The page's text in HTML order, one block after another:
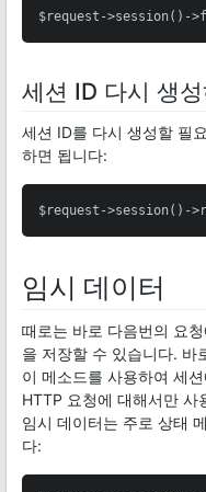
$request->session()-
세션 ID 다시 생성
세션 ID를 다시 생성할 필
하면 됩니다:
$request->session()-
임시 데이터
때로는 바로 다음번의 요
을 저장할 수 있습니다. 바
이 메소드를 사용하여 세
HTTP 요청에 대해서만 사
임시 데이터는 주로 상태
다: